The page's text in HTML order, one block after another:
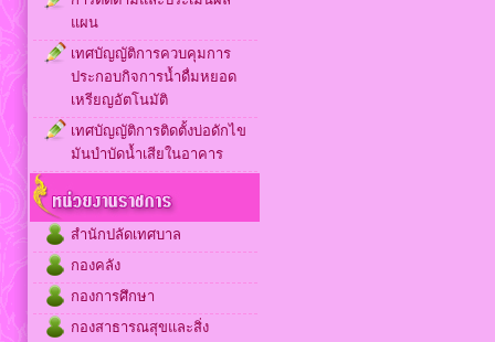
แผน
เทศบัญญัติการควบคุมการ
ประกอบกิจการน้ำดื่มหยอด
เหรียญอัตโนมัติ
เทศบัญญัติการติดตั้งบ่อดักไข
มันบำบัดน้ำเสียในอาคาร
สำนักปลัดเทศบาล
กองคลัง
กองการศึกษา
กองสาธารณสุขและสิ่ง